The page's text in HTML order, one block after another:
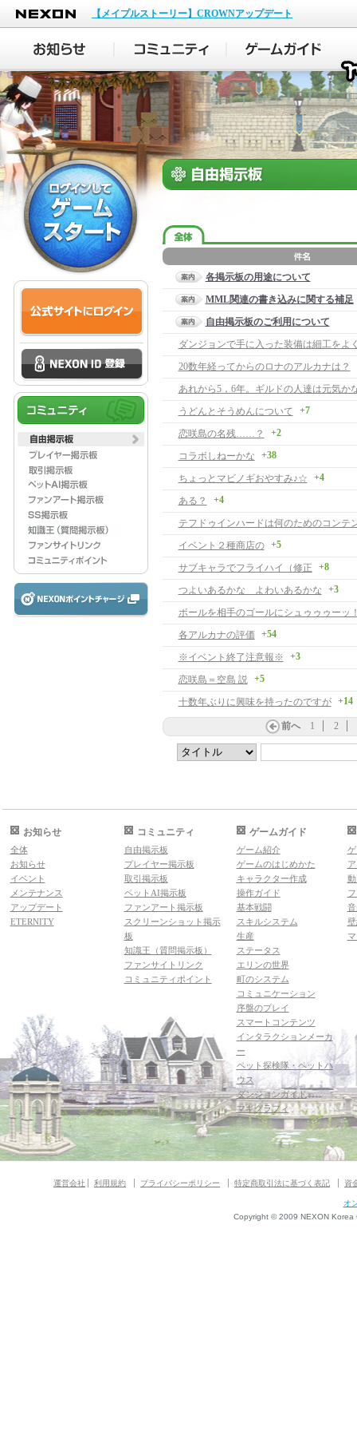
NEXON
【メイプルストーリー】CROWNアップデート
各掲示板の用途について
MML関連の書き込みに関する補足
自由掲示板のご利用について
ダンジョンで手に入った装備は細工をよ
20数年経ってからのロナのアルカナは？
あれから5，6年。ギルドの人達は元気か
うどんとそうめんについて
+7
恋咲島の名残……？ +2
コラボしねーかな +38
ちょっとマビノギおやすみ♪☆ +4
ある？ +4
テフドゥインハードは何のためのコンテ
イベント２種商店の
+5
サブキャラでフライハイ（修正 +8
つよいあるかな よわいあるかな +3
ボールを相手のゴールにシュゥゥゥーッ
各アルカナの評価
+54
※イベント終了注意報※ +3
恋咲島＝空島 説 +5
十数年ぶりに興味を持ったのですが +14
前へ 1 2
お知らせ
全体
お知らせ
イベント
メンテナンス
アップデート
ETERNITY
コミュニティ
自由掲示板
プレイヤー掲示板
取引掲示板
ペットAI掲示板
ファンアート掲示板
スクリーンショット掲示
板
知識王（質問掲示板）
ファンサイトリンク
コミュニティポイント
ゲームガイド
ゲーム紹介
ゲームのはじめかた
キャラクター作成
操作ガイド
基本戦闘
スキルシステム
生産
ステータス
エリンの世界
町のシステム
コミュニケーション
序盤のプレイ
スマートコンテンツ
インタラクションメーカ
ー
ペット探検隊・ペットハ
ウス
ダンジョンガイド
マギグラフィ
運営会社 利用規約 プライバシーポリシー 特定商取引法に基づく表記 資
オ
Copyright © 2009 NEXON Korea